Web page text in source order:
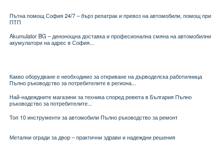
Пътна помощ София 24/7 – бърз репатрак и превоз на автомобили, помощ при
ПТП
Akumulator BG – денонощна доставка и професионална смяна на автомобилни
акумулатори на адрес в София...
Какво оборудване е необходимо за откриване на дърводелска работилница
Пълно ръководство за потребителите в региона...
Най-надеждните магазини за техника според ревюта в България Пълно
ръководство за потребителите...
Топ 10 инструменти за автомобили Пълно ръководство за ремонт
Метални огради за двор – практични здрави и надеждни решения